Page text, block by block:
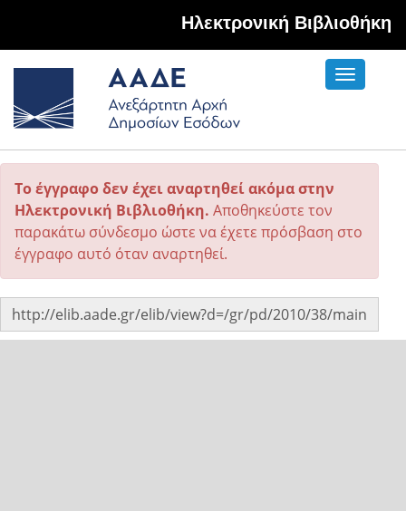
Hλεκτρονική Βιβλιοθήκη
Toggle
Το έγγραφο δεν έχει αναρτηθεί ακόμα στην
Ηλεκτρονική Βιβλιοθήκη. Αποθηκεύστε τον
παρακάτω σύνδεσμο ώστε να έχετε πρόσβαση στο
έγγραφο αυτό όταν αναρτηθεί.